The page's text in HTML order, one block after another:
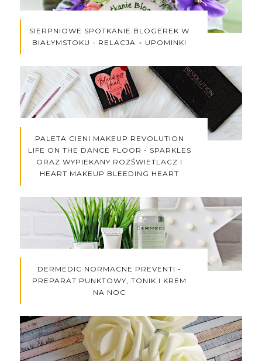
SIERPNIOWE SPOTKANIE BLOGEREK W
BIAŁYMSTOKU - RELACJA + UPOMINKI
PALETA CIENI MAKEUP REVOLUTION
LIFE ON THE DANCE FLOOR - SPARKLES
ORAZ WYPIEKANY ROZŚWIETLACZ I
HEART MAKEUP BLEEDING HEART
DERMEDIC NORMACNE PREVENTI -
PREPARAT PUNKTOWY, TONIK I KREM
NA NOC